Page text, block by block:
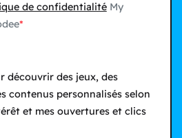
de confidentialitéMy
découvrir des jeux, des
contenus personnalisés selon
et mes ouvertures et clics